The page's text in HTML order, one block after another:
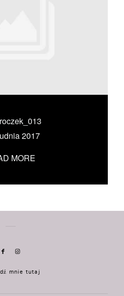
2017
MORE
ZE MNĄ →
mnie tutaj